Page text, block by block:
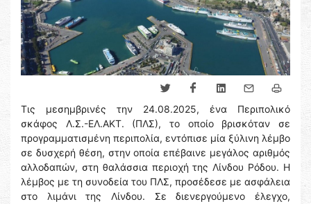
Τις μεσημβρινές την 24.08.2025, ένα Περιπολικό
σκάφος Λ.Σ.-ΕΛ.ΑΚΤ. (ΠΛΣ), το οποίο βρισκόταν σε
προγραμματισμένη περιπολία, εντόπισε μία ξύλινη λέμβο
σε δυσχερή θέση, στην οποία επέβαινε μεγάλος αριθμός
αλλοδαπών, στη θαλάσσια περιοχή της Λίνδου Ρόδου. Η
λέμβος με τη συνοδεία του ΠΛΣ, προσέδεσε με ασφάλεια
στο λιμάνι της Λίνδου. Σε διενεργούμενο έλεγχο,